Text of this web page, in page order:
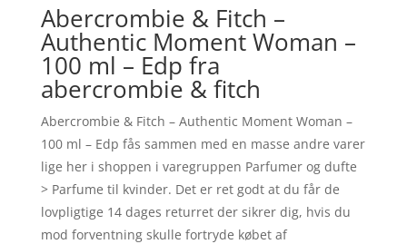
Abercrombie & Fitch –
Authentic Moment Woman –
100 ml – Edp fra
abercrombie & fitch
Abercrombie & Fitch – Authentic Moment Woman –
100 ml – Edp fås sammen med en masse andre varer
lige her i shoppen i varegruppen Parfumer og dufte
> Parfume til kvinder. Det er ret godt at du får de
lovpligtige 14 dages returret der sikrer dig, hvis du
mod forventning skulle fortryde købet af